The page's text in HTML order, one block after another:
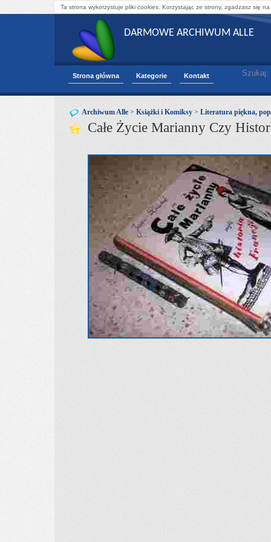
Ta strona wykorzystuje pliki cookies. Korzystając ze strony, zgadzasz się
DARMOWE ARCHIWUM ALLE
Strona główna Kategorie Kontakt Szukaj:
Archiwum Alle > Książki i Komiksy > Literatura piękna,
Całe Życie Marianny Czy